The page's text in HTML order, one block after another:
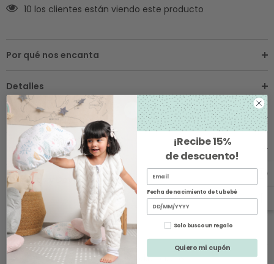
10 los clientes están viendo este producto
Por qué nos encanta
Detalles
Sobre los Envíos
Instrucciones de Cuidado
Cambios y Devoluciones
Productos Relacionados
¡Recibe15%
de descuento!
Fecha de nacimiento de tu bebé
Solo busco un regalo
Quiero mi cupón